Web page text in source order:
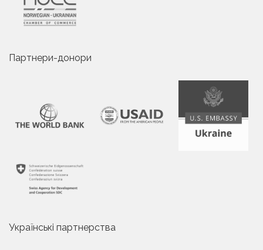
Партнери-донори
Українські партнерства